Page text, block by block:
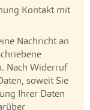
Kontakt mit
Nachricht an
Nach Widerruf
soweit Sie
Ihrer Daten